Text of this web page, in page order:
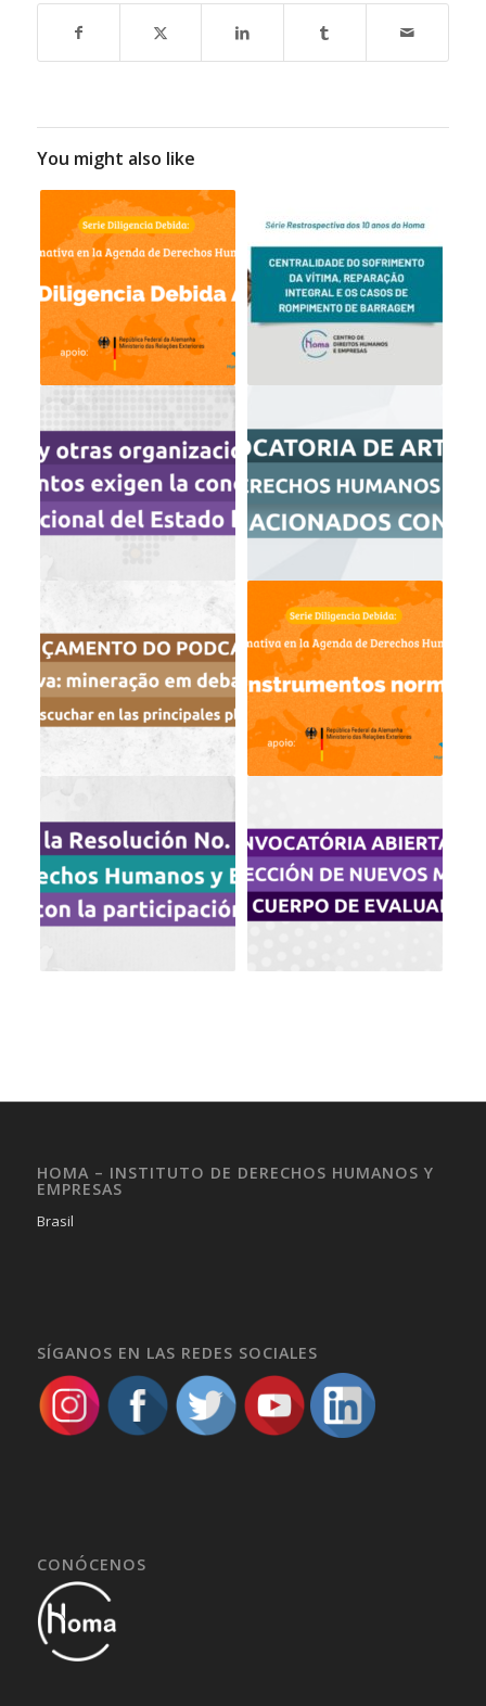
You might also like
HOMA – INSTITUTO DE DERECHOS HUMANOS Y
EMPRESAS
Brasil
SÍGANOS EN LAS REDES SOCIALES
CONÓCENOS